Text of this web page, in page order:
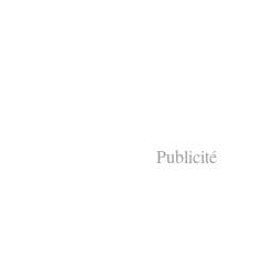
Publicité